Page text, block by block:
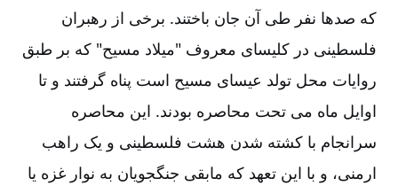
که صدها نفر طی آن جان باختند. برخی از رهبران
فلسطینی در کلیسای معروف "میلاد مسیح" که بر طبق
روایات محل تولد عیسای مسیح است پناه گرفتند و تا
اوایل ماه می تحت محاصره بودند. این محاصره
سرانجام با کشته شدن هشت فلسطینی و یک راهب
ارمنی، و با این تعهد که مابقی جنگجویان به نوار غزه یا